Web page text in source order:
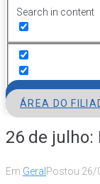
Search in content
ÁREA DO
26 de julho:
Em Geral Postou 26/